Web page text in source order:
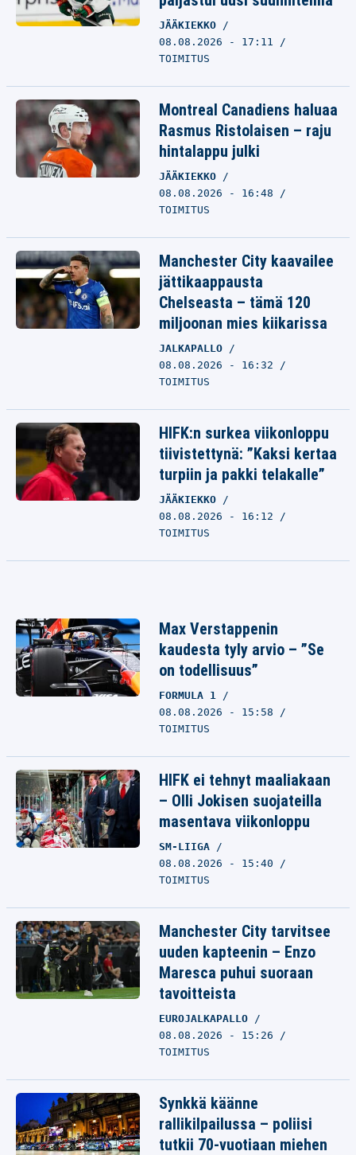
JÄÄKIEKKO
08.08.2026 - 17:11
TOIMITUS
Montreal Canadiens haluaa
Rasmus Ristolaisen – raju
hintalappu julki
JÄÄKIEKKO
08.08.2026 - 16:48
TOIMITUS
Manchester City kaavailee
jättikaappausta
Chelseasta – tämä 120
miljoonan mies kiikarissa
JALKAPALLO
08.08.2026 - 16:32
TOIMITUS
HIFK:n surkea viikonloppu
tiivistettynä: ”Kaksi kertaa
turpiin ja pakki telakalle”
JÄÄKIEKKO
08.08.2026 - 16:12
TOIMITUS
Max Verstappenin
kaudesta tyly arvio – ”Se
on todellisuus”
FORMULA 1
08.08.2026 - 15:58
TOIMITUS
HIFK ei tehnyt maaliakaan
– Olli Jokisen suojateilla
masentava viikonloppu
SM-LIIGA
08.08.2026 - 15:40
TOIMITUS
Manchester City tarvitsee
uuden kapteenin – Enzo
Maresca puhui suoraan
tavoitteista
EUROJALKAPALLO
08.08.2026 - 15:26
TOIMITUS
Synkkä käänne
rallikilpailussa – poliisi
tutkii 70-vuotiaan miehen